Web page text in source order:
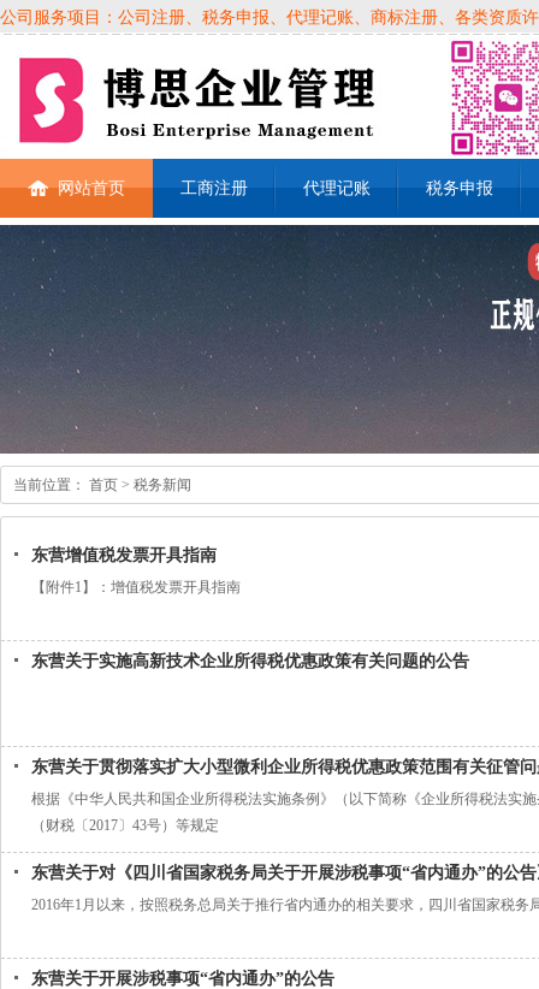
公司服务项目：公司注册、税务申报、代理记账、商标注册、各类资质
网站首页 工商注册 代理记账 税务申报
当前位置： 首页 > 税务新闻
东营增值税发票开具指南
【附件1】：增值税发票开具指南
东营关于实施高新技术企业所得税优惠政策有关问题的公告
东营关于贯彻落实扩大小型微利企业所得税优惠政策范围有关征管
根据《中华人民共和国企业所得税法实施条例》（以下简称《企业所得税法实
（财税〔2017〕43号）等规定
东营关于对《四川省国家税务局关于开展涉税事项“省内通办”的公
2016年1月以来，按照税务总局关于推行省内通办的相关要求，四川省国家税
东营关于开展涉税事项“省内通办”的公告